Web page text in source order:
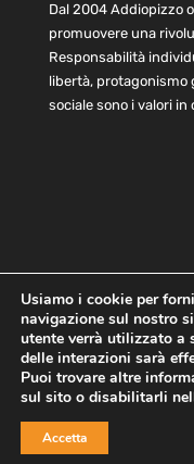
Dal 2004 Addiopizzo
promuovere una
Responsabilità
libertà, protagonismo
sociale sono i valori
Home
Privacy
Copyright © 2021
Usiamo i cookie per
navigazione sul nostro
utente verrà utilizzato a
delle interazioni sarà
Puoi trovare altre
sul sito o disabilitarli
Accetta